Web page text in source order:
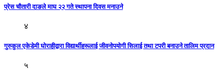
प्रेस चौतारी दाङले माघ २२ गते स्थापना दिवस मनाउने
४
गुरुकुल एकेडेमी घोराहीद्वारा विद्यार्थीहरूलाई जीवनोपयोगी सिलाई तथा टपरी बनाउने तालिम प्रदान
५